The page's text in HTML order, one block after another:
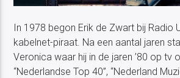
In 1978 begon Erik de Zwart bij Radio
kabelnet-piraat. Na een aantal jaren
Veronica waar hij in de jaren ’80 op tv
“Nederlandse Top 40”, “Nederland